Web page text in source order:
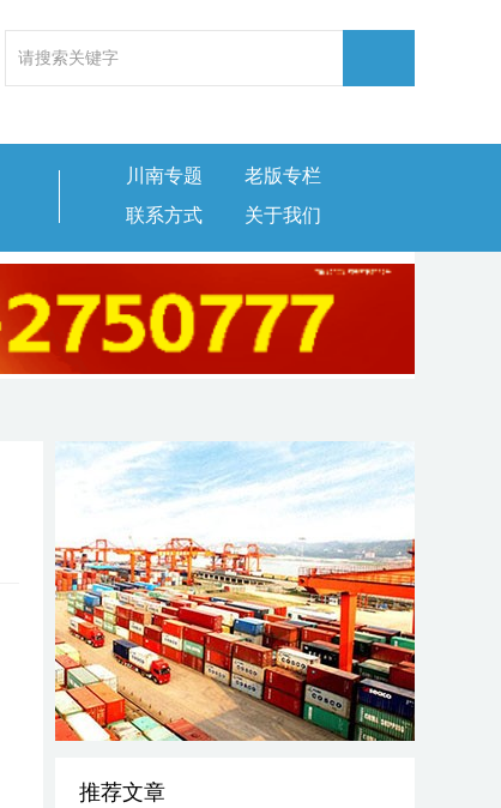
川南专题
老版专栏
联系方式
关于我们
推荐文章